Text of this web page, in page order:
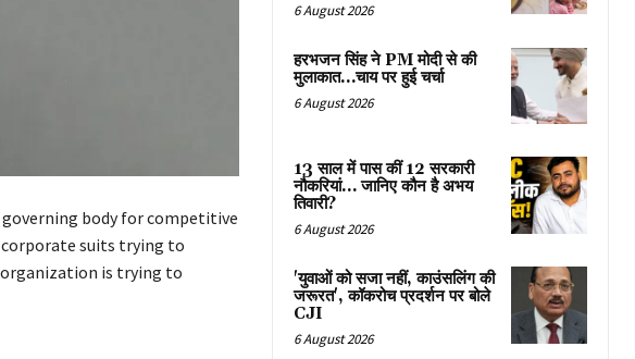
body for competitive
corporate suits trying to
organization is trying to
6 August 2026
हरभजन सिंह ने PM मोदी से की
मुलाकात…चाय पर हुई चर्चा
6 August 2026
13 साल में पास कीं 12 सरकारी
नौकरियां… जान‍िए कौन है अभय
तिवारी?
6 August 2026
'युवाओं को सजा नहीं, काउंसलिंग की
जरूरत', कॉकरोच प्रदर्शन पर बोले
CJI
6 August 2026